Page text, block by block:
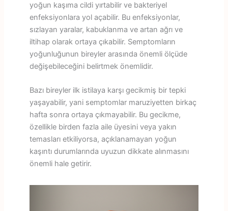
yoğun kaşıma cildi yırtabilir ve bakteriyel
enfeksiyonlara yol açabilir. Bu enfeksiyonlar,
sızlayan yaralar, kabuklanma ve artan ağrı ve
iltihap olarak ortaya çıkabilir. Semptomların
yoğunluğunun bireyler arasında önemli ölçüde
değişebileceğini belirtmek önemlidir.
Bazı bireyler ilk istilaya karşı gecikmiş bir tepki
yaşayabilir, yani semptomlar maruziyetten birkaç
hafta sonra ortaya çıkmayabilir. Bu gecikme,
özellikle birden fazla aile üyesini veya yakın
temasları etkiliyorsa, açıklanamayan yoğun
kaşıntı durumlarında uyuzun dikkate alınmasını
önemli hale getirir.